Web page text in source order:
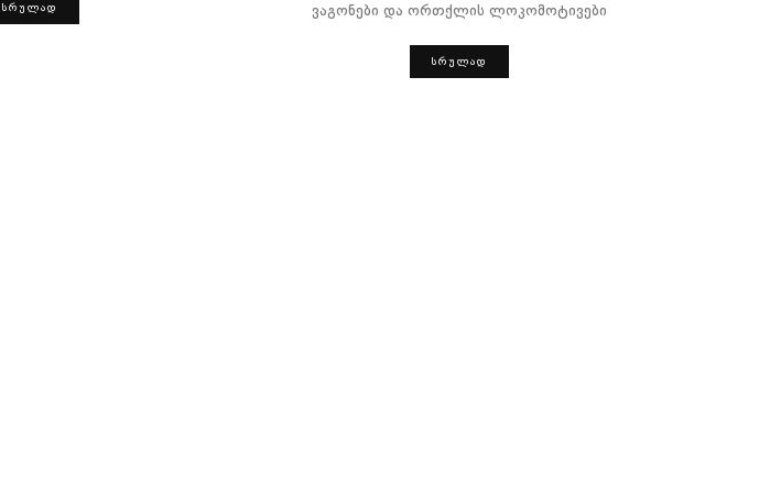
ᲡᲠᲣᲚᲐᲓ
ვაგონები და ორთქლის ლოკომოტივები
ᲡᲠᲣᲚᲐᲓ